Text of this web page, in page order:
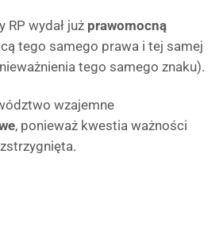
RP wydał już prawomocną
tego samego prawa i tej samej
tego samego znaku).
wzajemne
, ponieważ kwestia ważności